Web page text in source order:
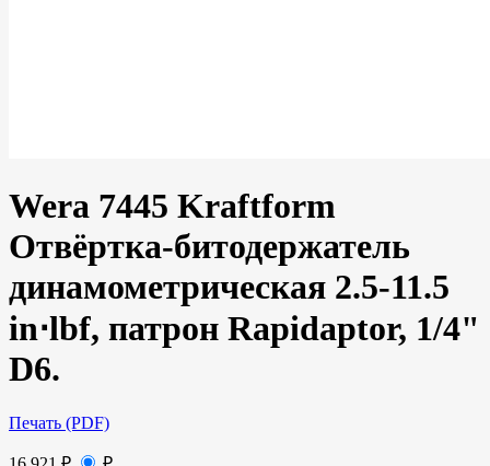
Wera 7445 Kraftform
Отвёртка-битодержатель
динамометрическая 2.5-11.5
in⋅lbf, патрон Rapidaptor, 1/4"
D6.
Печать (PDF)